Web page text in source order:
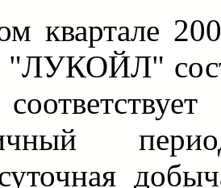
квартале
"ЛУКОЙЛ"